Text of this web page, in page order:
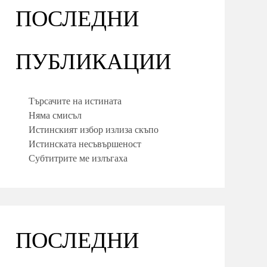
ПОСЛЕДНИ
ПУБЛИКАЦИИ
Търсачите на истината
Няма смисъл
Истинският избор излиза скъпо
Истинската несъвършеност
Субтитрите ме излъгаха
ПОСЛЕДНИ